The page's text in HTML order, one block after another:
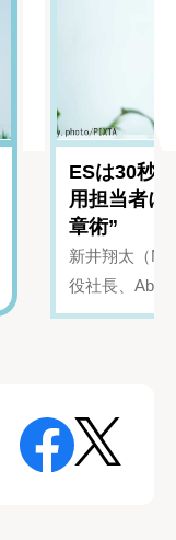
ESは30秒
用担当者に
章術”
新井翔太（
役社長、